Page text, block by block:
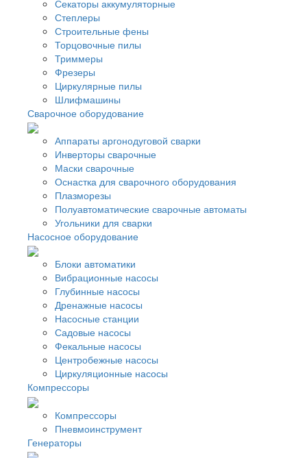
Секаторы аккумуляторные
Степлеры
Строительные фены
Торцовочные пилы
Триммеры
Фрезеры
Циркулярные пилы
Шлифмашины
Сварочное оборудование
Аппараты аргонодуговой сварки
Инверторы сварочные
Маски сварочные
Оснастка для сварочного оборудования
Плазморезы
Полуавтоматические сварочные автоматы
Угольники для сварки
Насосное оборудование
Блоки автоматики
Вибрационные насосы
Глубинные насосы
Дренажные насосы
Насосные станции
Садовые насосы
Фекальные насосы
Центробежные насосы
Циркуляционные насосы
Компрессоры
Компрессоры
Пневмоинструмент
Генераторы